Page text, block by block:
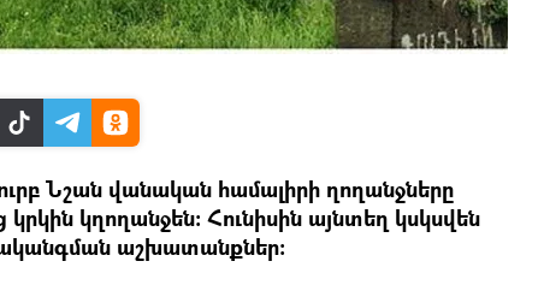
Նշան վանական համալիրի ղողանջները
կղողանջեն։ Հունիսին այնտեղ կսկսվեն
աշխատանքներ։